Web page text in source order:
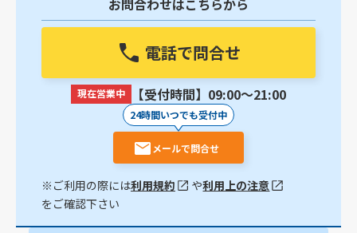
お問合わせはこちらから
電話で問合せ
現在営業中 【受付時間】09:00〜21:00
24時間いつでも受付中
メールで問合せ
※ご利用の際には利用規約 や利用上の注意
をご確認下さい